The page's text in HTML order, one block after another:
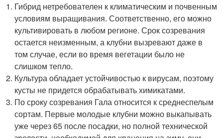
Гибрид нетребователен к климатическим и почвенным
условиям выращивания. Соответственно, его можно
культивировать в любом регионе. Срок созревания
остается неизменным, а клубни вызревают даже в
том случае, если во время вегетации было не
слишком тепло.
Культура обладает устойчивостью к вирусам, поэтому
кусты не придется обрабатывать химикатами.
По сроку созревания Гала относится к среднеспелым
сортам. Первые молодые клубни можно выкапывать
уже через 65 после посадки, но полной технической